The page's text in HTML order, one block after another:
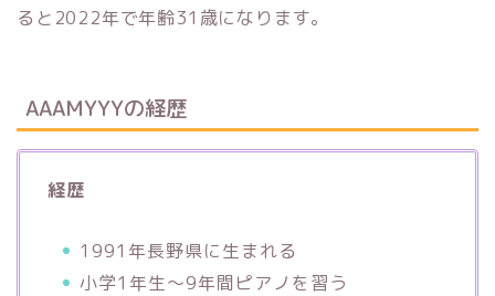
ると2022年で年齢31歳になります。
AAAMYYYの経歴
経歴
1991年長野県に生まれる
小学1年生～9年間ピアノを習う